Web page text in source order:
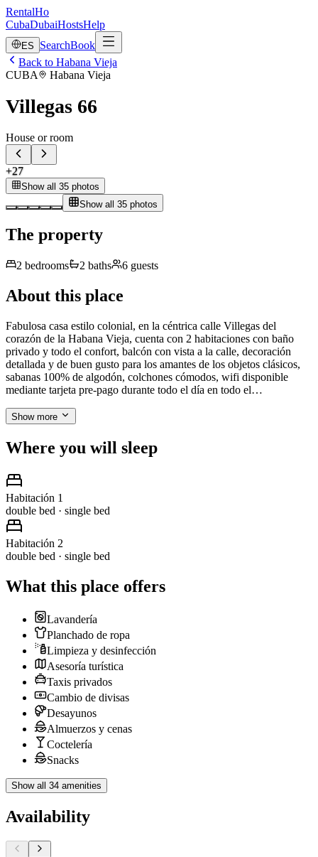
RentalHo
CubaDubaiHostsHelp
ES SearchBook
Back to Habana Vieja
CUBA
Habana Vieja
Villegas 66
House or room
+27
Show all 35 photos
Show all 35 photos
The property
2 bedrooms 2 baths 6 guests
About this place
Fabulosa casa estilo colonial, en la céntrica calle Villegas del
corazón de la Habana Vieja, cuenta con 2 habitaciones con baño
privado y todo el confort, balcón con vista a la calle, decoración
detallada y de buen gusto para los amantes de los objetos clásicos,
sabanas 100% de algodón, colchones cómodos, wifi disponible
mediante tarjeta pre-pago durante todo el día en todo el…
Show more
Where you will sleep
Habitación 1
double bed · single bed
Habitación 2
double bed · single bed
What this place offers
Lavandería
Planchado de ropa
Limpieza y desinfección
Asesoría turística
Taxis privados
Cambio de divisas
Desayunos
Almuerzos y cenas
Coctelería
Snacks
Show all 34 amenities
Availability